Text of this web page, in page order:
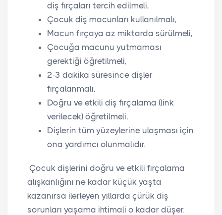
diş fırçaları tercih edilmeli,
Çocuk diş macunları kullanılmalı,
Macun fırçaya az miktarda sürülmeli,
Çocuğa macunu yutmaması
gerektiği öğretilmeli,
2-3 dakika süresince dişler
fırçalanmalı,
Doğru ve etkili diş fırçalama (link
verilecek) öğretilmeli,
Dişlerin tüm yüzeylerine ulaşması için
ona yardımcı olunmalıdır.
Çocuk dişlerini doğru ve etkili fırçalama
alışkanlığını ne kadar küçük yaşta
kazanırsa ilerleyen yıllarda çürük diş
sorunları yaşama ihtimali o kadar düşer.